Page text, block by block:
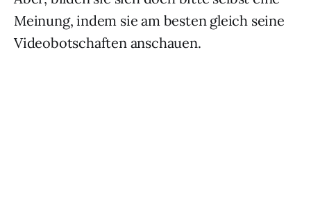
Meinung, indem sie am besten gleich seine
Videobotschaften anschauen.